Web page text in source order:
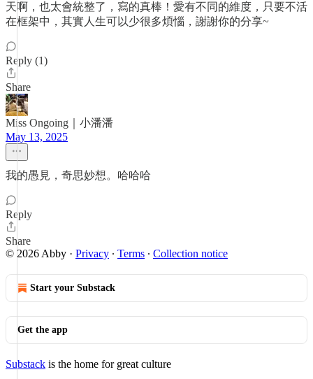
天啊，也太會統整了，寫的真棒！愛有不同的維度，只要不活
在框架中，其實人生可以少很多煩惱，謝謝你的分享~
Reply (1)
Share
Miss Ongoing｜小潘潘
May 13, 2025
我的愚見，奇思妙想。哈哈哈
Reply
Share
© 2026 Abby · Privacy ∙ Terms ∙ Collection notice
Start your Substack
Get the app
Substack is the home for great culture